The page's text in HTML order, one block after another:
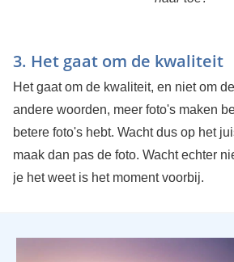
3. Het gaat om de kwaliteit
Het gaat om de kwaliteit, en niet om
andere woorden, meer foto's maken
betere foto's hebt. Wacht dus op het
maak dan pas de foto. Wacht echter
je het weet is het moment voorbij.